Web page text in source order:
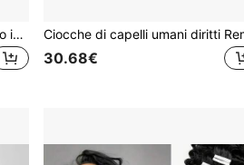
Extensions per capelli con nastro in 100% capelli umani Remy, nero naturale, dritti, da 16" a 26", confezione da 20 pezzi, per capelli spessi
30.68€